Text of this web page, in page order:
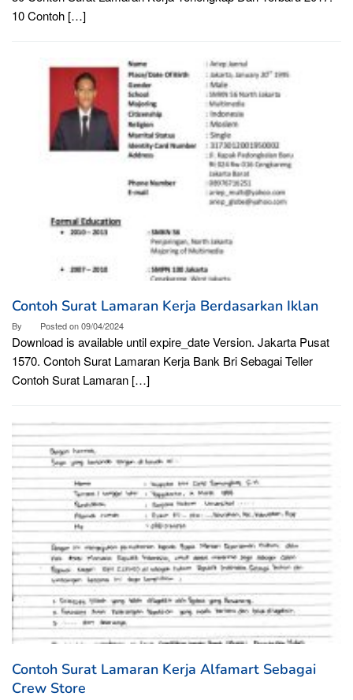
10 Contoh […]
Contoh Surat Lamaran Kerja Berdasarkan Iklan
By Posted on09/04/2024
Download is available until expire_date Version. Jakarta Pusat
1570. Contoh Surat Lamaran Kerja Bank Bri Sebagai Teller
Contoh Surat Lamaran […]
Contoh Surat Lamaran Kerja Alfamart Sebagai
Crew Store